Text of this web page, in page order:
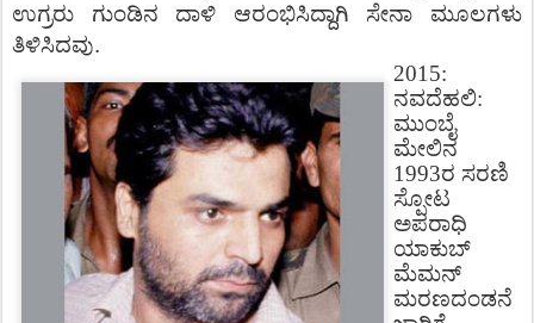
ಉಗ್ರರು
ಗುಂಡಿನ ದಾಳಿ ಆರಂಭಿಸಿದ್ದಾಗಿ ಸೇನಾ
ಮೂಲಗಳು
ತಿಳಿಸಿದವು.
2015:
ನವದೆಹಲಿ:
ಮುಂಬೈ
ಮೇಲಿನ
1993ರ ಸರಣಿ
ಸ್ಪೋಟ
ಅಪರಾಧಿ
ಯಾಕುಬ್
ಮೆಮನ್
ಮರಣದಂಡನೆ